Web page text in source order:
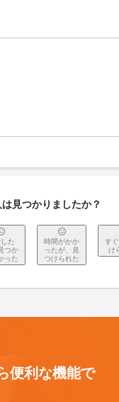
見つかりましたか？
た
つか
った
時間がかか
ったが、見
つけられた
す
け
便利な機能で